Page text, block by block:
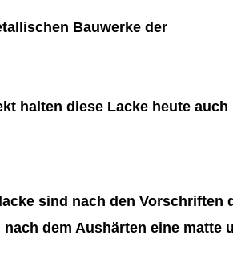
Bauwerke der
halten diese Lacke heute auch
sind nach den Vorschriften
dem Aushärten eine matte